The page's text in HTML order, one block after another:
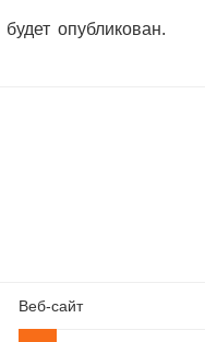
опубликован.
Веб-сайт